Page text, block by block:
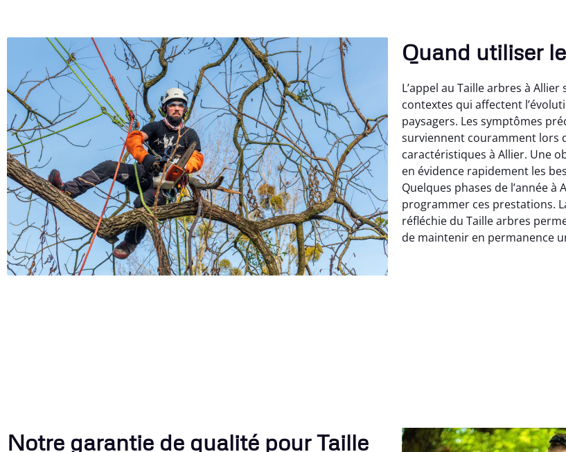
Quand utiliser
L’appel au Taille arbres à
contextes qui affectent
paysagers. Les symptômes
surviennent couramment lors
caractéristiques à Allier. Une
en évidence rapidement les
Quelques phases de l’année
programmer ces prestations.
réfléchie du Taille arbres
de maintenir en permanence
Notre garantie de qualité pour Taille